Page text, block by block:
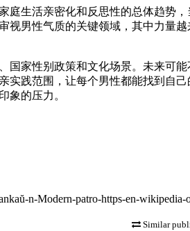
庭生活亲密化和反思性的总体趋势
视男性气质的关键领域，其中力量
国家性别政策和文化场景。未来可
实践范围，让每个男性都能找到自
象的压力。
n-Modern-patro-https-en-
Similar